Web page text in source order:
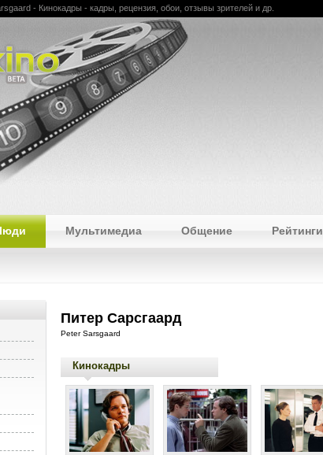
- Кинокадры - кадры, рецензия, обои, отзывы зрителей и др.
Мультимедиа Общение Рейтинги
Питер Сарсгаард
Peter Sarsgaard
Кинокадры